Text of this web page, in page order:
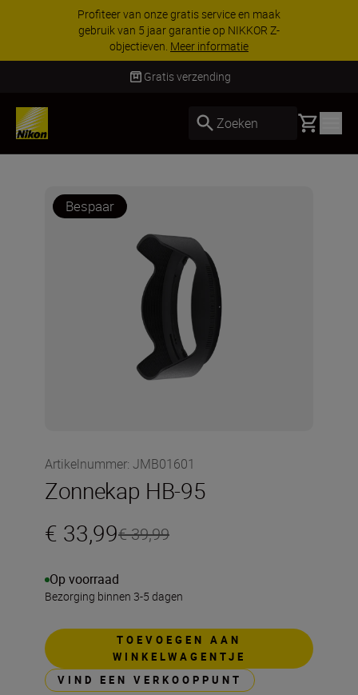
Profiteer van onze gratis service en maak
gebruik van 5 jaar garantie op NIKKOR Z-
objectieven. Meer informatie
Gratis verzending
Zoeken Basket
Bespaar
Artikelnummer: JMB01601
Zonnekap HB-95
€ 33,99€ 39,99
Op voorraad
Bezorging binnen 3-5 dagen
TOEVOEGEN AAN
WINKELWAGENTJE
VIND EEN VERKOOPPUNT